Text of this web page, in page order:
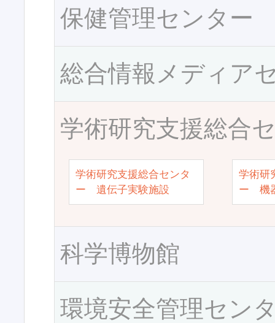
保健管理センター
総合情報メディア
学術研究支援総合
学術研究支援総合センタ
ー 遺伝子実験施設
学術研
ー 機
科学博物館
環境安全管理セン